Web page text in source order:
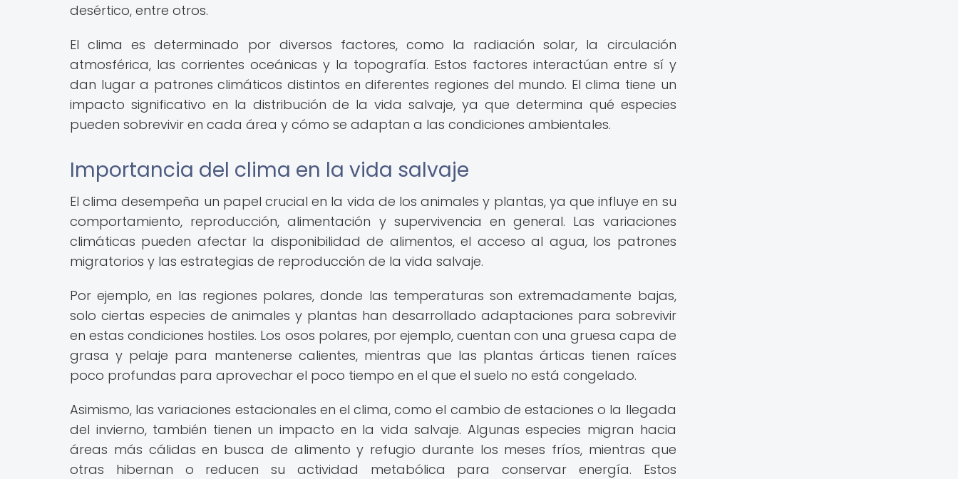
desértico, entre otros.
El clima es determinado por diversos factores, como la radiación solar, la circulación
atmosférica, las corrientes oceánicas y la topografía. Estos factores interactúan entre sí y
dan lugar a patrones climáticos distintos en diferentes regiones del mundo. El clima tiene un
impacto significativo en la distribución de la vida salvaje, ya que determina qué especies
pueden sobrevivir en cada área y cómo se adaptan a las condiciones ambientales.
Importancia del clima en la vida salvaje
El clima desempeña un papel crucial en la vida de los animales y plantas, ya que influye en su
comportamiento, reproducción, alimentación y supervivencia en general. Las variaciones
climáticas pueden afectar la disponibilidad de alimentos, el acceso al agua, los patrones
migratorios y las estrategias de reproducción de la vida salvaje.
Por ejemplo, en las regiones polares, donde las temperaturas son extremadamente bajas,
solo ciertas especies de animales y plantas han desarrollado adaptaciones para sobrevivir
en estas condiciones hostiles. Los osos polares, por ejemplo, cuentan con una gruesa capa de
grasa y pelaje para mantenerse calientes, mientras que las plantas árticas tienen raíces
poco profundas para aprovechar el poco tiempo en el que el suelo no está congelado.
Asimismo, las variaciones estacionales en el clima, como el cambio de estaciones o la llegada
del invierno, también tienen un impacto en la vida salvaje. Algunas especies migran hacia
áreas más cálidas en busca de alimento y refugio durante los meses fríos, mientras que
otras hibernan o reducen su actividad metabólica para conservar energía. Estos